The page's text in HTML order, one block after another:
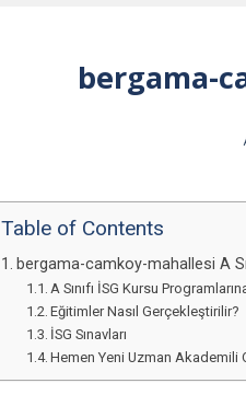
bergama-
Table of Contents
bergama-camkoy-mahallesi A
A Sınıfı İSG Kursu
Eğitimler Nasıl Gerçekleştirilir?
İSG Sınavları
Hemen Yeni Uzman Akademili